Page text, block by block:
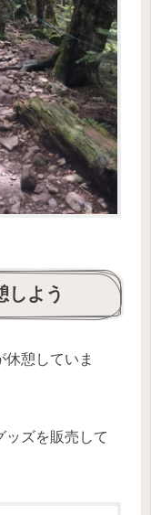
しよう
憩していま
ッズを販売して